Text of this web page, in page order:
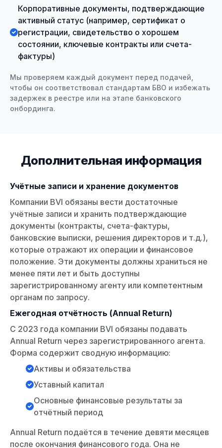
Корпоративные документы, подтверждающие
активный статус (например, сертификат о
регистрации, свидетельство о хорошем
состоянии, ключевые контракты или счета-
фактуры)
Мы проверяем каждый документ перед подачей,
чтобы он соответствовал стандартам БВО и избежать
задержек в реестре или на этапе банковского
онбординга.
Дополнительная информация
Учётные записи и хранение документов
Компании BVI обязаны вести достаточные
учётные записи и хранить подтверждающие
документы (контракты, счета-фактуры,
банковские выписки, решения директоров и т.д.),
которые отражают их операции и финансовое
положение. Эти документы должны храниться не
менее пяти лет и быть доступны
зарегистрированному агенту или компетентным
органам по запросу.
Ежегодная отчётность (Annual Return)
С 2023 года компании BVI обязаны подавать
Annual Return через зарегистрированного агента.
Форма содержит сводную информацию:
Активы и обязательства
Уставный капитал
Основные финансовые результаты за
отчётный период
Annual Return подаётся в течение девяти месяцев
после окончания финансового года. Она не